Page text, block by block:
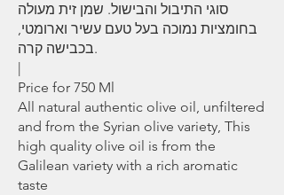
סוגי התיבול והבישול. שמן זית מעולה
בחומציות נמוכה בעל טעם עשיר וארומטי,
בכבישה קרה.
|
Price for 750 Ml
All natural authentic olive oil, unfiltered
and from the Syrian olive variety, This
high quality olive oil is from the
Galilean variety with a rich aromatic